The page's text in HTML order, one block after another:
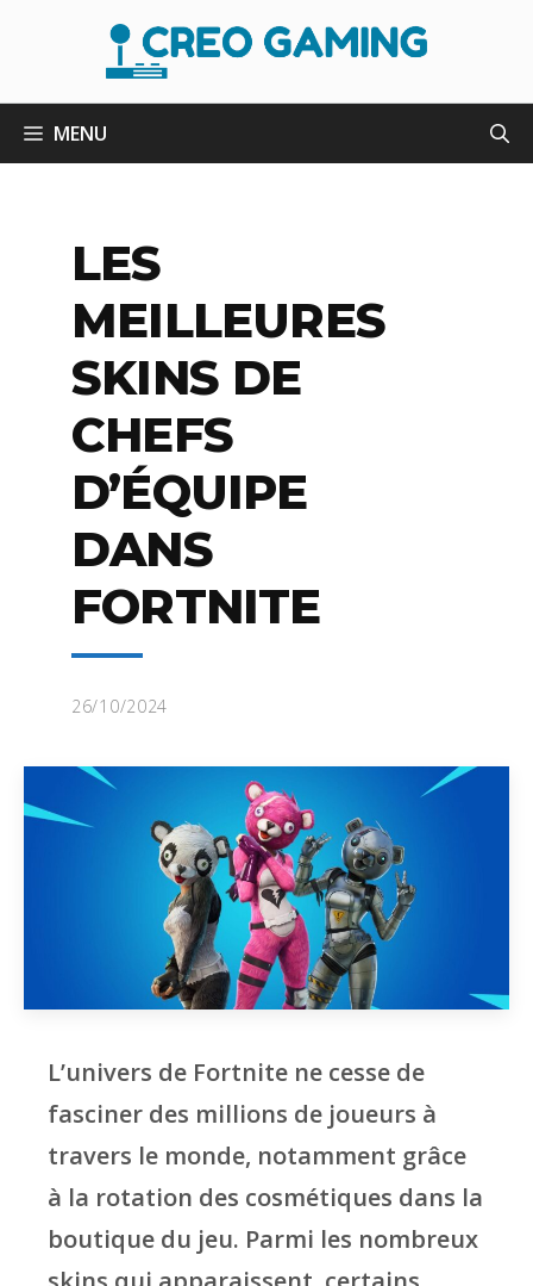
MENU
LES
MEILLEURES
SKINS DE
CHEFS
D’ÉQUIPE
DANS
FORTNITE
26/10/2024
L’univers de Fortnite ne cesse de
fasciner des millions de joueurs à
travers le monde, notamment grâce
à la rotation des cosmétiques dans la
boutique du jeu. Parmi les nombreux